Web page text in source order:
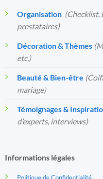
Organisation️ (Checklist,
prestataires)
Décoration & Thèmes
etc.)
Beauté & Bien-être
mariage)
Témoignages &
d’experts, interviews)
Informations légales